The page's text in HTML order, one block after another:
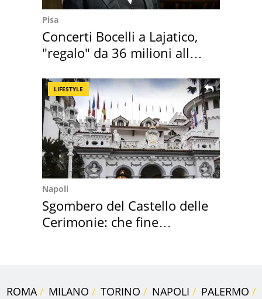
Pisa
Concerti Bocelli a Lajatico,
"regalo" da 36 milioni alla
LIFESTYLE
Napoli
Sgombero del Castello delle
Cerimonie: che fine
ROMA MILANO TORINO NAPOLI
PALERMO